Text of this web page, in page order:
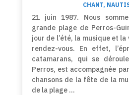
CHANT,
21 juin 1987. Nous
grande plage de Perros-
jour de l’été, la musique et
rendez-vous. En effet,
catamarans, qui se
Perros, est accompagnée
chansons de la fête de la
de la plage …